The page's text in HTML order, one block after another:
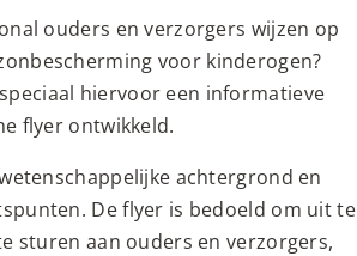
ouders en verzorgers wijzen op
voor kinderogen?
hiervoor een informatieve
flyer ontwikkeld.
achtergrond en
De flyer is bedoeld om uit te
sturen aan ouders en verzorgers,